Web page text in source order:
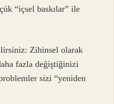
“içsel baskılar” ile
Zihinsel olarak
fazla değiştiğinizi
sizi “yeniden